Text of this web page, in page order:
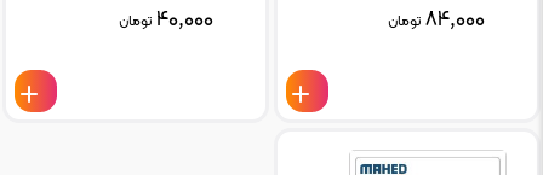
۸۴,۰۰۰ تومان ۴۰,۰۰۰ تومان